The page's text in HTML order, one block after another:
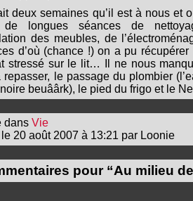
deux semaines qu’il est à nous et
de longues séances de
des meubles, de
d’où (chance !) on a pu
stressé sur le lit… Il ne nous
repasser, le passage du plombier
beuâârk), le pied du frigo et le
dans Vie
20 août 2007 à 13:21 par Loonie
pour “Au milieu